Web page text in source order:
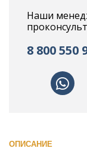
Наши
8 800 550
ОПИСАНИЕ